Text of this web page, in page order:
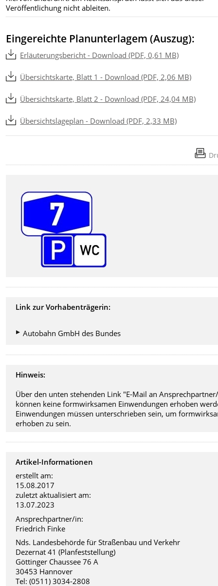
Veröffentlichung nicht ableiten.
Eingereichte Planunterlagem (Auszug):
Erläuterungsbericht - Download (PDF, 0,61 MB)
Übersichtskarte, Blatt 1 - Download (PDF, 2,06 MB)
Übersichtskarte, Blatt 2 - Download (PDF, 24,04 MB)
Übersichtslageplan - Download (PDF, 2,33 MB)
Link zur Vorhabenträgerin:
Autobahn GmbH des Bundes
Hinweis:
Über den unten stehenden Link "E-Mail an
können keine formwirksamen Einwendungen erhoben
Einwendungen müssen unterschrieben sein, um
erhoben zu sein.
Artikel-Informationen
erstellt am:
15.08.2017
zuletzt aktualisiert am:
13.07.2023
Ansprechpartner/in:
Friedrich Finke
Nds. Landesbehörde für Straßenbau und Verkehr
Dezernat 41 (Planfeststellung)
Göttinger Chaussee 76 A
30453 Hannover
Tel: (0511) 3034-2808